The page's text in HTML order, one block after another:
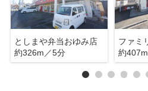
としまや弁当おゆみ店
約326m／5分
約